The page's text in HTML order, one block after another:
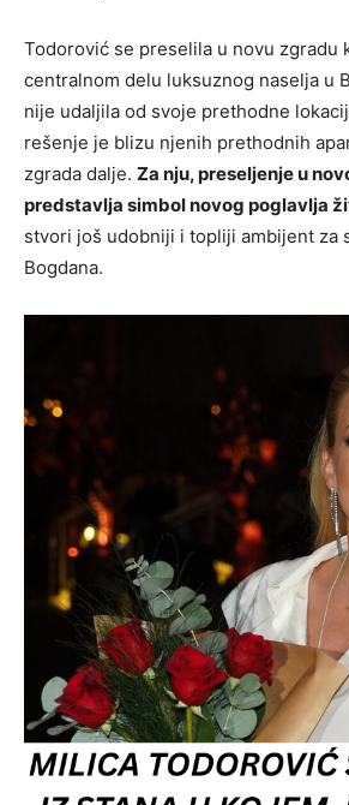
Todorović se preselila u novu zgradu
centralnom delu luksuznog naselja u
nije udaljila od svoje prethodne
rešenje je blizu njenih prethodnih
zgrada dalje. Za nju, preseljenje u
predstavlja simbol novog poglavlja
stvori još udobniji i topliji ambijent za
Bogdana.